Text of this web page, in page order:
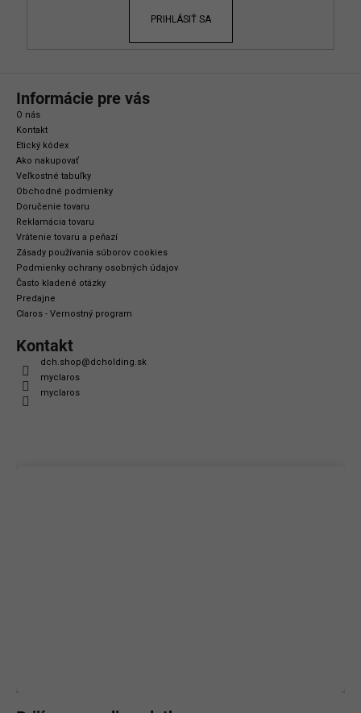
v
k
PRIHLÁSIŤ SA
Informácie pre vás
O nás
Kontakt
Etický kódex
Ako nakupovať
Veľkostné tabuľky
Obchodné podmienky
Doručenie tovaru
Reklamácia tovaru
Vrátenie tovaru a peňazí
Zásady používania súborov cookies
Podmienky ochrany osobných údajov
Často kladené otázky
Predajne
Claros - Vernostný program
Kontakt
dch.shop@dcholding.sk
myclaros
myclaros